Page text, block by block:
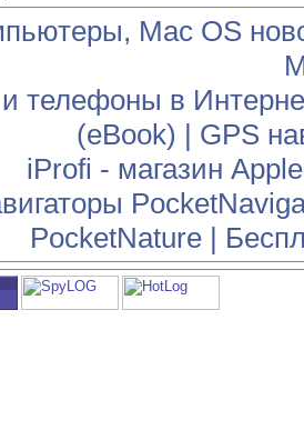
Mac OS
телефоны в
(eBook) | GPS
iProfi - магазин
PocketNature|